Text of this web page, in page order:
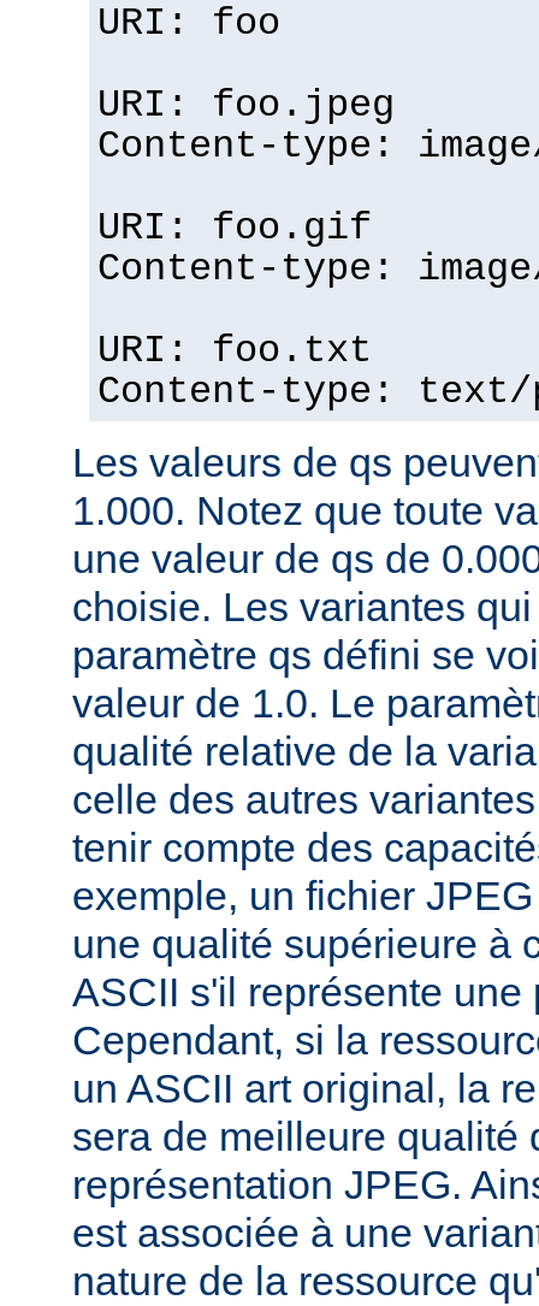
URI: foo
URI: foo.jpeg
Content-type:
URI: foo.gif
Content-type:
URI: foo.txt
Content-type:
Les valeurs de qs
1.000. Notez que toute
une valeur de qs de
choisie. Les variantes
paramètre qs défini se
valeur de 1.0. Le
qualité relative de la
celle des autres
tenir compte des
exemple, un fichier
une qualité supérieure à
ASCII s'il représente une
Cependant, si la
un ASCII art original, la
sera de meilleure qualité
représentation JPEG.
est associée à une
nature de la ressource